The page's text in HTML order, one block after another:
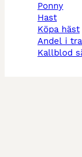
ponny
hast
köpa häst
andel i
kallblod